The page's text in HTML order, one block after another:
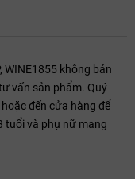
WINE1855 không bán
vấn sản phẩm. Quý
đến cửa hàng để
tuổi và phụ nữ mang